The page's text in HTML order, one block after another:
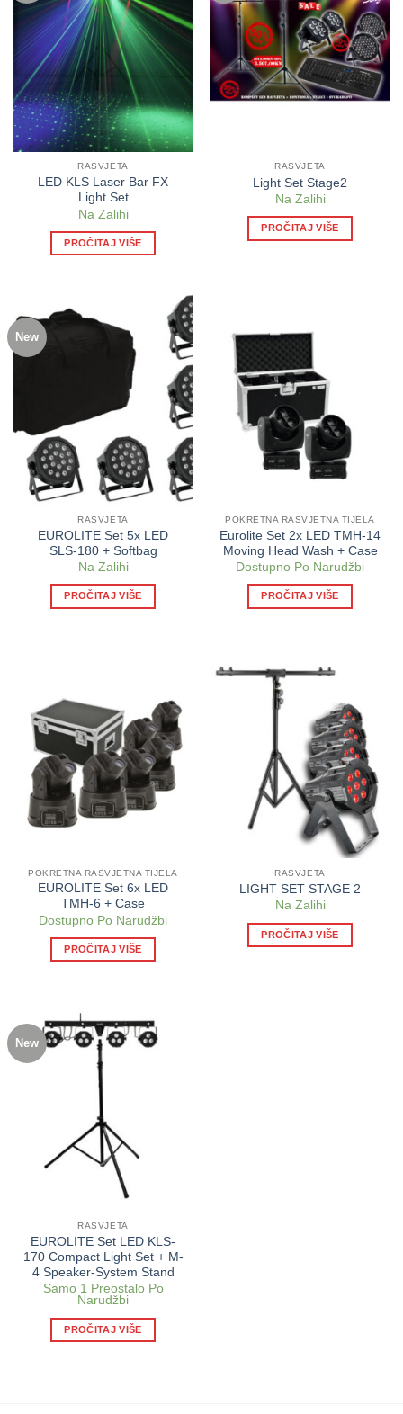
RASVJETA
LED KLS Laser Bar FX
Light Set
Na Zalihi
PROČITAJ VIŠE
RASVJETA
Light Set Stage2
Na Zalihi
PROČITAJ VIŠE
New
RASVJETA
EUROLITE Set 5x LED
SLS-180 + Softbag
Na Zalihi
PROČITAJ VIŠE
POKRETNA RASVJETNA TIJELA
Eurolite Set 2x LED TMH-14
Moving Head Wash + Case
Dostupno Po Narudžbi
PROČITAJ VIŠE
POKRETNA RASVJETNA TIJELA
EUROLITE Set 6x LED
TMH-6 + Case
Dostupno Po Narudžbi
PROČITAJ VIŠE
RASVJETA
LIGHT SET STAGE 2
Na Zalihi
PROČITAJ VIŠE
New
RASVJETA
EUROLITE Set LED KLS-
170 Compact Light Set + M-
4 Speaker-System Stand
Samo 1 Preostalo Po
Narudžbi
PROČITAJ VIŠE